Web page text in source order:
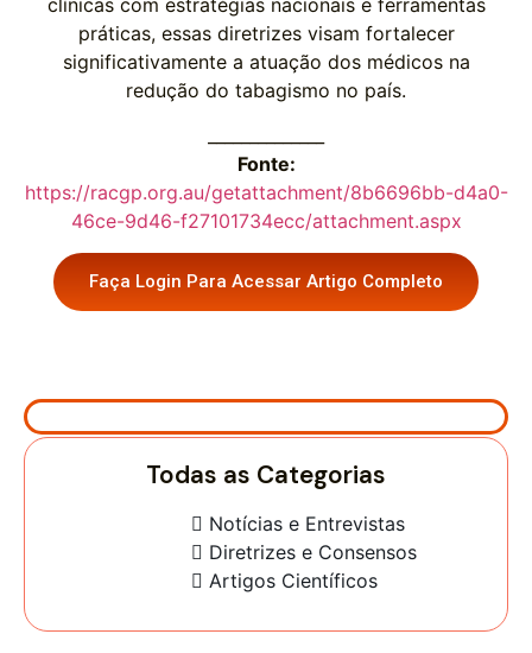
Todas as Categorias
Notícias e Entrevistas
Diretrizes e Consensos
Artigos Científicos
práticas, essas diretrizes visam fortalecer
significativamente a atuação dos médicos na
redução do tabagismo no país.
Fonte:
https://racgp.org.au/getattachment/8b6696bb-d4a0-
46ce-9d46-f27101734ecc/attachment.aspx
Faça Login Para Acessar Artigo Completo